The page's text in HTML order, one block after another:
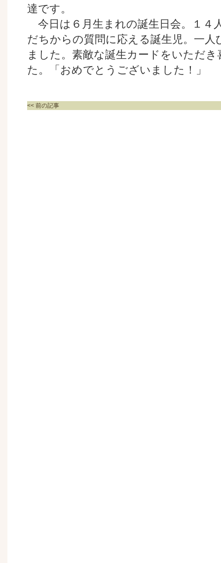
達です。
今日は６月生まれの誕生日会。１４
だちからの質問に応える誕生児。一
ました。素敵な誕生カードをいただ
た。「おめでとうございました！」
<< 前の記事